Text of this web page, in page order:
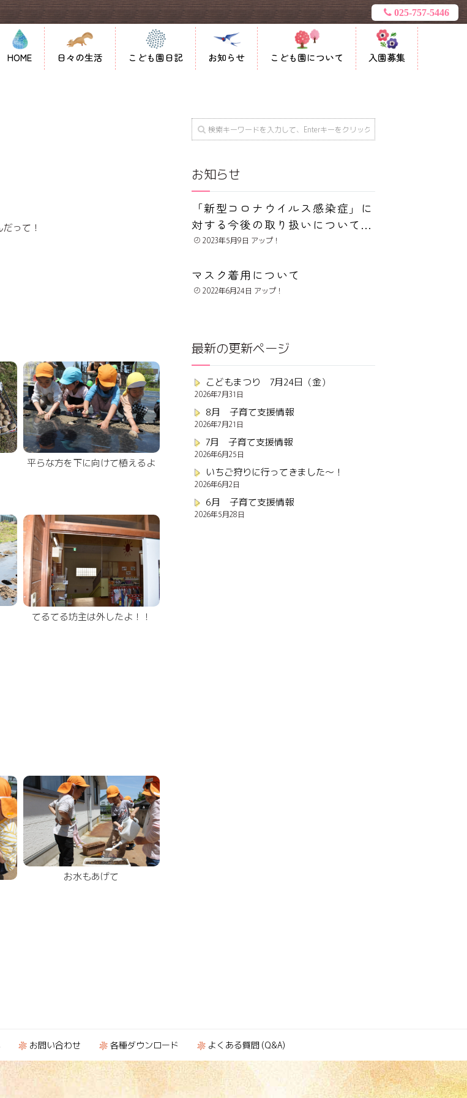
025-757-5446
HOME 日々の生活 こども園日記 お知らせ こども園について 入園募集
って！
平らな方を下に向けて植えるよ
てるてる坊主は外したよ！！
お水もあげて
お知らせ
「新型コロナウイルス感染症」に
対する今後の取り扱いについて...
2023年5月9日
マスク着用について
2022年6月24日
最新の更新ページ
こどもまつり 7月24日（金）
2026年7月31日
8月 子育て支援情報
2026年7月21日
7月 子育て支援情報
2026年6月25日
いちご狩りに行ってきました～！
2026年6月2日
6月 子育て支援情報
2026年5月28日
お問い合わせ 各種ダウンロード よくある質問 (Q&A)